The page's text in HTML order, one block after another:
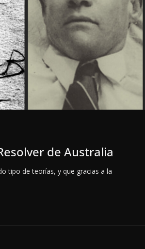
de Australia
tipo de teorías, y que gracias a la